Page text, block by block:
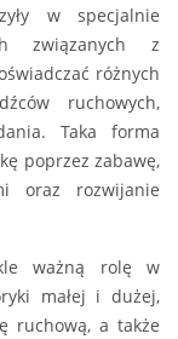
w specjalnie
związanych z
różnych
ruchowych,
Taka forma
poprzez zabawę,
oraz rozwijanie
ważną rolę w
małej i dużej,
ruchową, a także